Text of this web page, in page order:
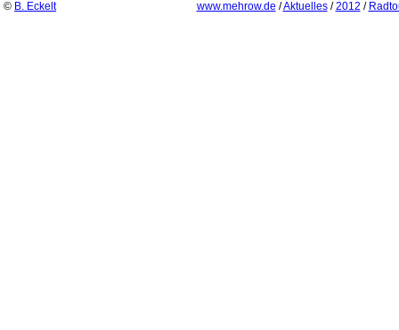
© B. Eckelt www.mehrow.de /Aktuelles/2012 /